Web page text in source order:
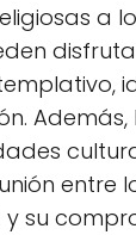
a
Además,
entre
su